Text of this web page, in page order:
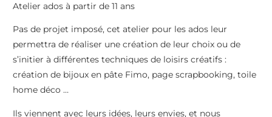
Atelier ados à partir de 11 ans
Pas de projet imposé, cet atelier pour les ados leur
permettra de réaliser une création de leur choix ou de
s’initier à différentes techniques de loisirs créatifs :
création de bijoux en pâte Fimo, page scrapbooking, toile
home déco …
Ils viennent avec leurs idées, leurs envies, et nous